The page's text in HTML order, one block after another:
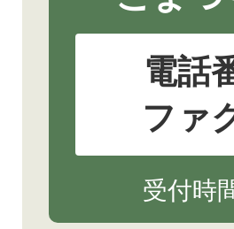
電話
ファ
受付時